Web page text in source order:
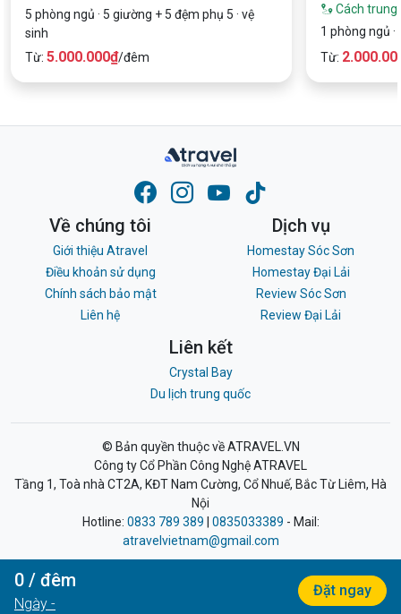
0 / đêm
Ngày -
Đặt ngay
5 phòng ngủ · 5 giường + 5 đệm phụ 5 · vệ
sinh
Từ: 5.000.000₫/đêm
Cách trung
1 phòng ngủ ·
Từ:
Về chúng tôi
Giới thiệu Atravel
Điều khoản sử dụng
Chính sách bảo mật
Liên hệ
Dịch vụ
Homestay Sóc Sơn
Homestay Đại Lải
Review Sóc Sơn
Review Đại Lải
Liên kết
Crystal Bay
Du lịch trung quốc
© Bản quyền thuộc về ATRAVEL.VN
Công ty Cổ Phần Công Nghệ ATRAVEL
Tầng 1, Toà nhà CT2A, KĐT Nam Cường, Cổ Nhuế, Bắc Từ Liêm, Hà
Nội
Hotline: 0833 789 389 0835033389 - Mail:
atravelvietnam@gmail.com